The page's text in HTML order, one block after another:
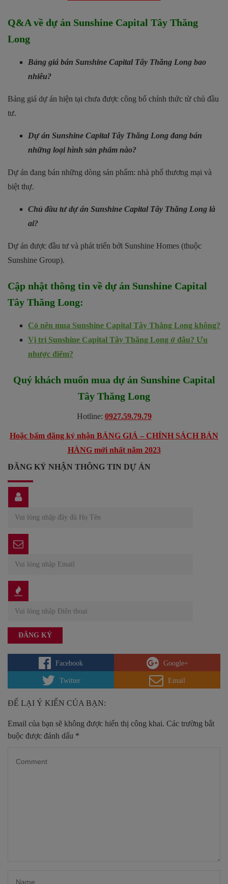
Q&A về dự án Sunshine Capital Tây Thăng
Long
Bảng giá bán Sunshine Capital Tây Thăng Long bao
nhiêu?
Bảng giá dự án hiện tại chưa được công bố chính thức từ chủ đầu
tư.
Dự án Sunshine Capital Tây Thăng Long đang bán
những loại hình sản phẩm nào?
Dự án đang bán những dòng sản phẩm: nhà phố thương mại và
biệt thự.
Chủ đầu tư dự án Sunshine Capital Tây Thăng Long là
ai?
Dự án được đầu tư và phát triển bởi Sunshine Homes (thuộc
Sunshine Group).
Cập nhật thông tin về dự án Sunshine Capital
Tây Thăng Long:
Có nên mua Sunshine Capital Tây Thăng Long không?
Vị trí Sunshine Capital Tây Thăng Long ở đâu? Ưu
nhược điểm?
Quý khách muốn mua dự án Sunshine Capital
Tây Thăng Long
Hotline: 0927.59.79.79
Hoặc bấm đăng ký nhận BẢNG GIÁ – CHÍNH SÁCH BÁN
HÀNG mới nhất năm 2023
ĐĂNG KÝ NHẬN THÔNG TIN DỰ ÁN
Facebook Google+
Twitter Email
ĐỂ LẠI Ý KIẾN CỦA BẠN:
Email của bạn sẽ không được hiển thị công khai. Các trường bắt
buộc được đánh dấu *